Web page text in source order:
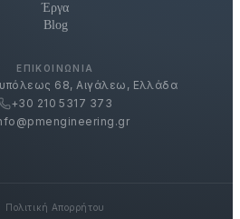
Έργα
Blog
ΕΠΙΚΟΙΝΩΝΊΑ
68, Αιγάλεω, Ελλάδα
+30 210 5317 373
Πολιτική Απορρήτου